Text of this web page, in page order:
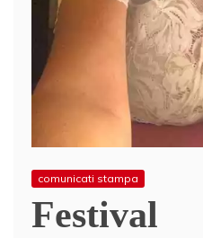
comunicati stampa
Festival